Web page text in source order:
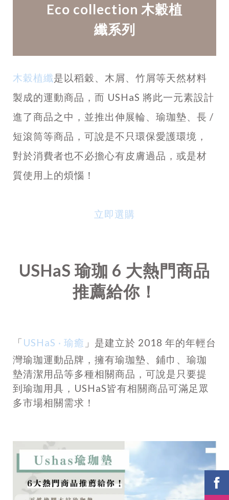
Eco collection 木穀植
纖系列
木穀植纖是以稻穀、木屑、竹屑等天然材料
製成的運動商品，而 USHaS 將此一元素設計
進了商品之中，並推出伸展輪、瑜珈墊、長 /
短滾筒等商品，可說是不只環保愛護環境，
對於消費者也不必擔心有皮膚過品，或是材
質使用上的煩惱！
立即選購
USHaS 瑜珈 6 大熱門商品
推薦給你！
「 USHaS ‧ 瑜癒 」是建立於 2018 年的年輕台
灣瑜珈運動品牌，擁有瑜珈墊、鋪巾、瑜珈
墊清潔用品等多種相關商品，可說是只要提
到瑜珈用具，USHaS皆有相關商品可滿足眾
多市場相關需求！